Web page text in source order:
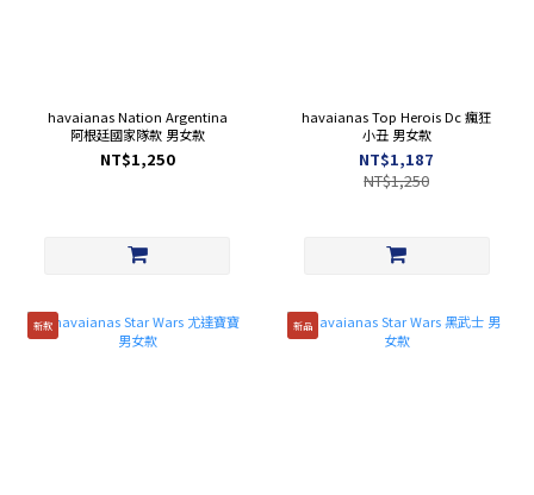
havaianas Nation Argentina
阿根廷國家隊款 男女款
NT$1,250
havaianas Top Herois Dc 瘋狂
小丑 男女款
NT$1,187
NT$1,250
新款 新品